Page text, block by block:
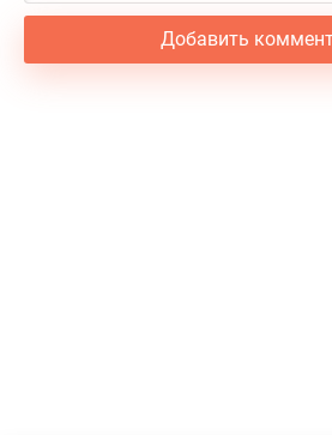
Добавить